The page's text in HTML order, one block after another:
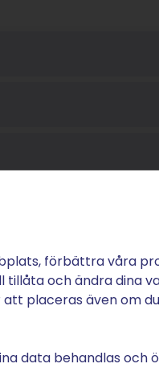
förbättra våra
tillåta och ändra dina
att placeras även om
data behandlas och